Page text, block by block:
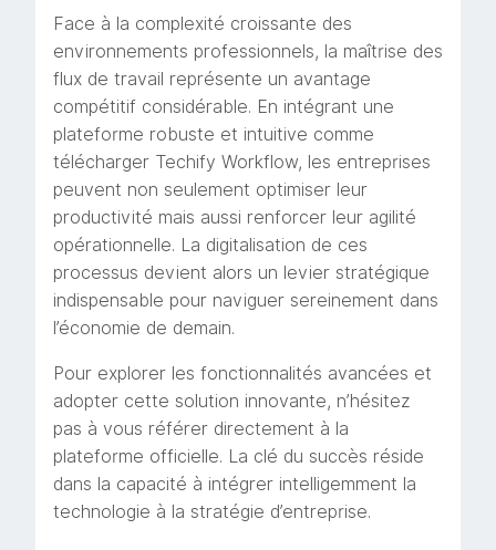
Face à la complexité croissante des
environnements professionnels, la maîtrise des
flux de travail représente un avantage
compétitif considérable. En intégrant une
plateforme robuste et intuitive comme
télécharger Techify Workflow, les entreprises
peuvent non seulement optimiser leur
productivité mais aussi renforcer leur agilité
opérationnelle. La digitalisation de ces
processus devient alors un levier stratégique
indispensable pour naviguer sereinement dans
l’économie de demain.
Pour explorer les fonctionnalités avancées et
adopter cette solution innovante, n’hésitez
pas à vous référer directement à la
plateforme officielle. La clé du succès réside
dans la capacité à intégrer intelligemment la
technologie à la stratégie d’entreprise.